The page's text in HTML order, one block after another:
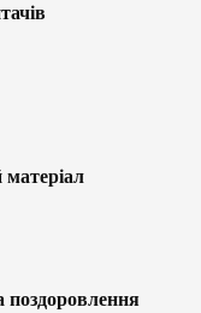
поздоровлення